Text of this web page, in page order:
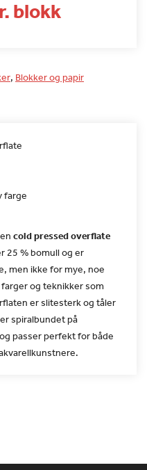
blokk
, Blokker og papir
farge
cold pressed overflate
25 % bomull og er
men ikke for mye, noe
og teknikker som
er slitesterk og tåler
spiralbundet på
passer perfektfor både